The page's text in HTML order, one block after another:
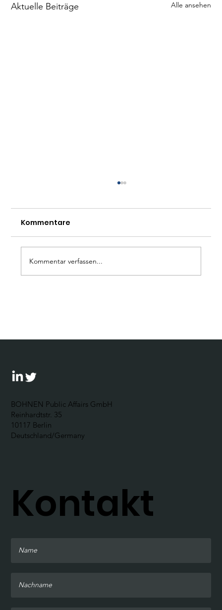
Aktuelle Beiträge Alle ansehen
Kommentare
Kommentar verfassen...
BOHNEN Public Affairs GmbH
Reinhardtstr. 35
10117 Berlin
Deutschland/Germany
Kontakt